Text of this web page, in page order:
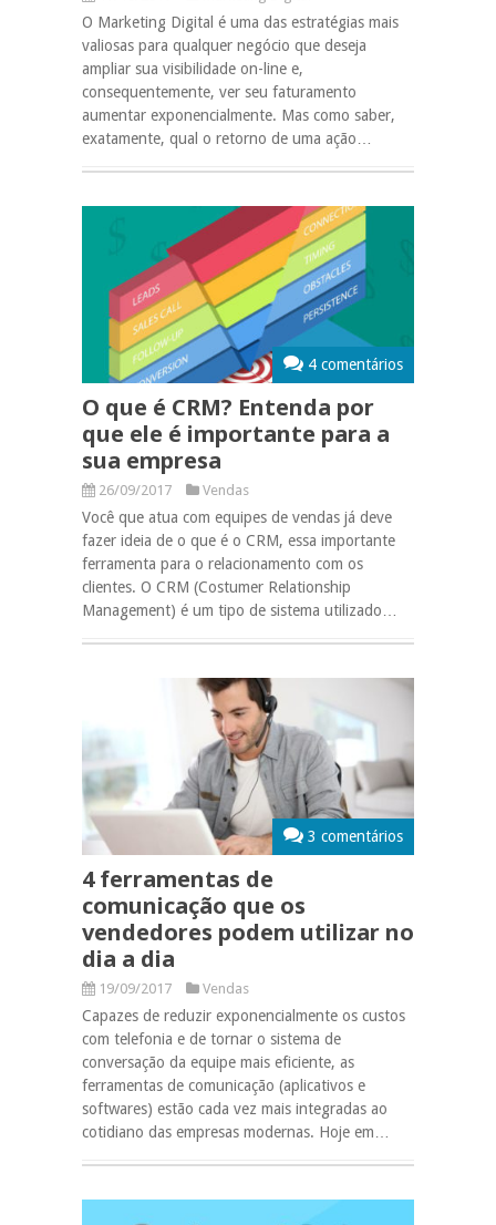
O Marketing Digital é uma das estratégias mais
valiosas para qualquer negócio que deseja
ampliar sua visibilidade on-line e,
consequentemente, ver seu faturamento
aumentar exponencialmente. Mas como saber,
exatamente, qual o retorno de uma ação…
4 comentários
O que é CRM? Entenda por
que ele é importante para a
sua empresa
26/09/2017 Vendas
Você que atua com equipes de vendas já deve
fazer ideia de o que é o CRM, essa importante
ferramenta para o relacionamento com os
clientes. O CRM (Costumer Relationship
Management) é um tipo de sistema utilizado…
3 comentários
4 ferramentas de
comunicação que os
vendedores podem utilizar no
dia a dia
19/09/2017 Vendas
Capazes de reduzir exponencialmente os custos
com telefonia e de tornar o sistema de
conversação da equipe mais eficiente, as
ferramentas de comunicação (aplicativos e
softwares) estão cada vez mais integradas ao
cotidiano das empresas modernas. Hoje em…